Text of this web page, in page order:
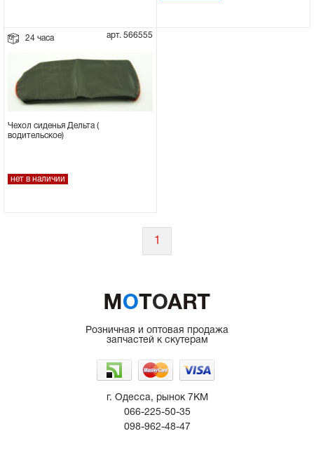
24 часа арт. 566555
Чехол сиденья Дельта (
водительское)
нет в наличии
Розничная и оптовая продажа
запчастей к скутерам
г. Одесса, рынок 7КМ
066-225-50-35
098-962-48-47